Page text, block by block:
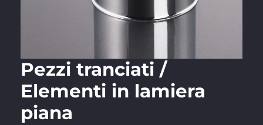
Pezzi tranciati /
Elementi in lamiera
piana